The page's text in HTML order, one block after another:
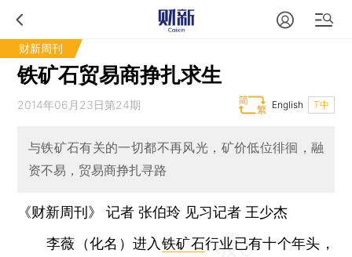
财新周刊
铁矿石贸易商挣扎求生
2014年06月23日第24期 T中
English
与铁矿石有关的一切都不再风光，矿价低位徘徊，融
资不易，贸易商挣扎寻路
《财新周刊》 记者张伯玲 见习记者 王少杰
李薇（化名）进入 铁矿石行业已有十个年头，